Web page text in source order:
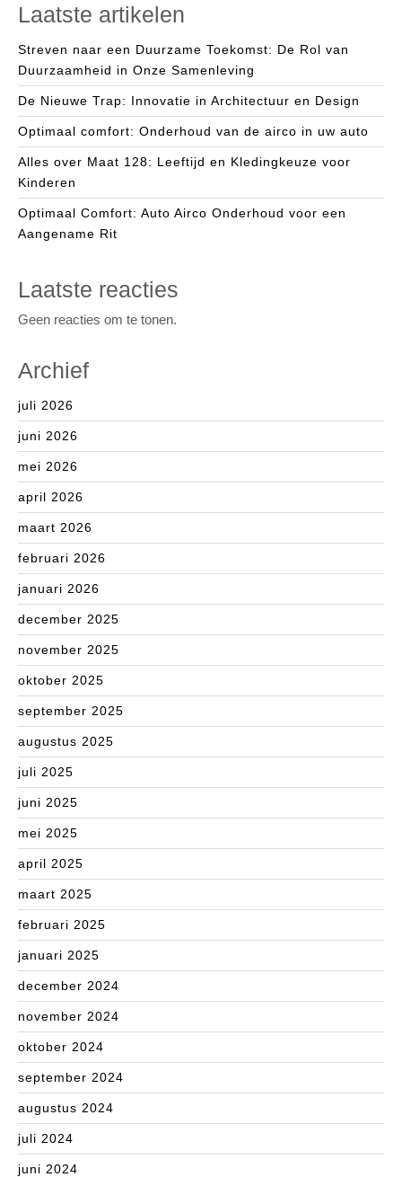
Laatste artikelen
Streven naar een Duurzame Toekomst: De Rol van
Duurzaamheid in Onze Samenleving
De Nieuwe Trap: Innovatie in Architectuur en Design
Optimaal comfort: Onderhoud van de airco in uw auto
Alles over Maat 128: Leeftijd en Kledingkeuze voor
Kinderen
Optimaal Comfort: Auto Airco Onderhoud voor een
Aangename Rit
Laatste reacties
Geen reacties om te tonen.
Archief
juli 2026
juni 2026
mei 2026
april 2026
maart 2026
februari 2026
januari 2026
december 2025
november 2025
oktober 2025
september 2025
augustus 2025
juli 2025
juni 2025
mei 2025
april 2025
maart 2025
februari 2025
januari 2025
december 2024
november 2024
oktober 2024
september 2024
augustus 2024
juli 2024
juni 2024